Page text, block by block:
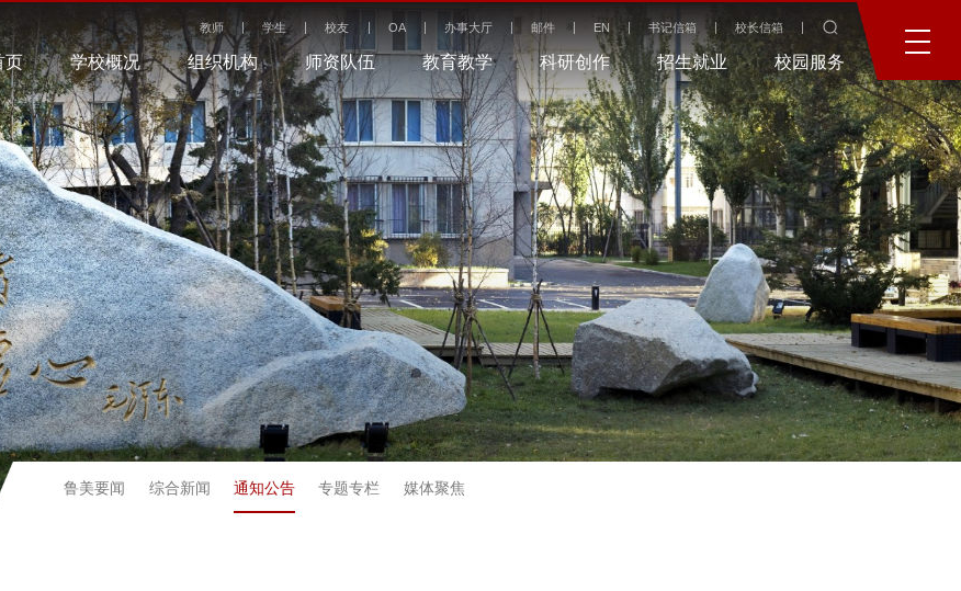
教师 学生 校友 OA 办事大厅 邮件 EN 书记信箱 校长信箱
页 学校概况 组织机构 师资队伍 教育教学 科研创作 招生就业 校园服务
鲁美要闻 综合新闻 通知公告 专题专栏 媒体聚焦